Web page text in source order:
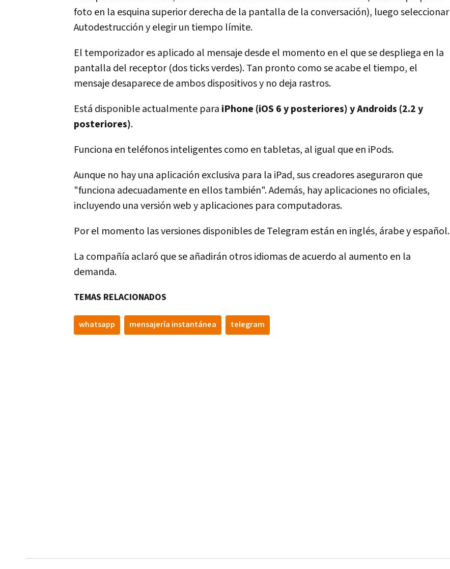
foto en la esquina superior derecha de la pantalla de la conversación), luego seleccionar
Autodestrucción y elegir un tiempo límite.
El temporizador es aplicado al mensaje desde el momento en el que se despliega en la
pantalla del receptor (dos ticks verdes). Tan pronto como se acabe el tiempo, el
mensaje desaparece de ambos dispositivos y no deja rastros.
Está disponible actualmente para iPhone (iOS 6 y posteriores) y Androids (2.2 y
posteriores).
Funciona en teléfonos inteligentes como en tabletas, al igual que en iPods.
Aunque no hay una aplicación exclusiva para la iPad, sus creadores aseguraron que
"funciona adecuadamente en ellos también". Además, hay aplicaciones no oficiales,
incluyendo una versión web y aplicaciones para computadoras.
Por el momento las versiones disponibles de Telegram están en inglés, árabe y español.
La compañía aclaró que se añadirán otros idiomas de acuerdo al aumento en la
demanda.
TEMAS RELACIONADOS
whatsapp mensajerí­a instantánea telegram